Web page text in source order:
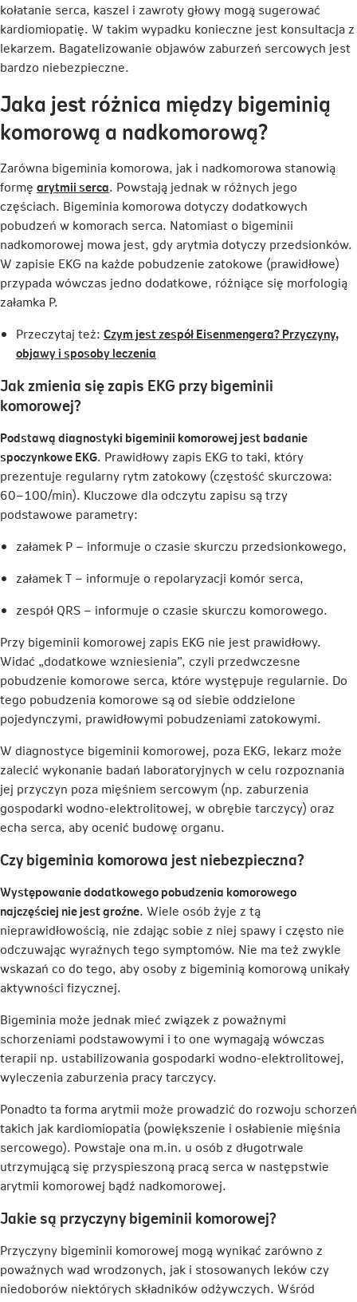
kołatanie serca, kaszel i zawroty głowy mogą sugerować
kardiomiopatię. W takim wypadku konieczne jest konsultacja z
lekarzem. Bagatelizowanie objawów zaburzeń sercowych jest
bardzo niebezpieczne.
Jaka jest różnica między bigeminią
komorową a nadkomorową?
Zarówna bigeminia komorowa, jak i nadkomorowa stanowią
formę arytmii serca Link
otwiera
się
w
nowej
karcie
. Powstają jednak w różnych jego
częściach. Bigeminia komorowa dotyczy dodatkowych
pobudzeń w komorach serca. Natomiast o bigeminii
nadkomorowej mowa jest, gdy arytmia dotyczy przedsionków.
W zapisie EKG na każde pobudzenie zatokowe (prawidłowe)
przypada wówczas jedno dodatkowe, różniące się morfologią
załamka P.
Przeczytaj też: Czym jest zespół Eisenmengera? Przyczyny,
objawy i sposoby leczenia
się
karcie
Jak zmienia się zapis EKG przy bigeminii
komorowej?
Podstawą diagnostyki bigeminii komorowej jest badanie
spoczynkowe EKG. Prawidłowy zapis EKG to taki, który
prezentuje regularny rytm zatokowy (częstość skurczowa:
60−100/min). Kluczowe dla odczytu zapisu są trzy
podstawowe parametry:
załamek P – informuje o czasie skurczu przedsionkowego,
załamek T – informuje o repolaryzacji komór serca,
zespół QRS – informuje o czasie skurczu komorowego.
Przy bigeminii komorowej zapis EKG nie jest prawidłowy.
Widać „dodatkowe wzniesienia”, czyli przedwczesne
pobudzenie komorowe serca, które występuje regularnie. Do
tego pobudzenia komorowe są od siebie oddzielone
pojedynczymi, prawidłowymi pobudzeniami zatokowymi.
W diagnostyce bigeminii komorowej, poza EKG, lekarz może
zalecić wykonanie badań laboratoryjnych w celu rozpoznania
jej przyczyn poza mięśniem sercowym (np. zaburzenia
gospodarki wodno-elektrolitowej, w obrębie tarczycy) oraz
echa serca, aby ocenić budowę organu.
Czy bigeminia komorowa jest niebezpieczna?
Występowanie dodatkowego pobudzenia komorowego
najczęściej nie jest groźne. Wiele osób żyje z tą
nieprawidłowością, nie zdając sobie z niej spawy i często nie
odczuwając wyraźnych tego symptomów. Nie ma też zwykle
wskazań co do tego, aby osoby z bigeminią komorową unikały
aktywności fizycznej.
Bigeminia może jednak mieć związek z poważnymi
schorzeniami podstawowymi i to one wymagają wówczas
terapii np. ustabilizowania gospodarki wodno-elektrolitowej,
wyleczenia zaburzenia pracy tarczycy.
Ponadto ta forma arytmii może prowadzić do rozwoju schorzeń
takich jak kardiomiopatia (powiększenie i osłabienie mięśnia
sercowego). Powstaje ona m.in. u osób z długotrwale
utrzymującą się przyspieszoną pracą serca w następstwie
arytmii komorowej bądź nadkomorowej.
Jakie są przyczyny bigeminii komorowej?
Przyczyny bigeminii komorowej mogą wynikać zarówno z
poważnych wad wrodzonych, jak i stosowanych leków czy
niedoborów niektórych składników odżywczych. Wśród